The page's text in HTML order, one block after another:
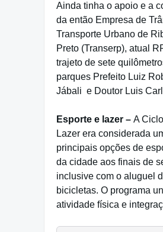
Ainda tinha o apoio e a
da então Empresa de
Transporte Urbano de
Preto (Transerp), atual
trajeto de sete
parques Prefeito Luiz
Jábali e Doutor Luis
Esporte e lazer – A
Lazer era considerada
principais opções de
da cidade aos finais de
inclusive com o aluguel
bicicletas. O programa
atividade física e